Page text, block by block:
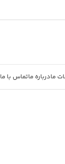
مادرباره ماتماس با ما